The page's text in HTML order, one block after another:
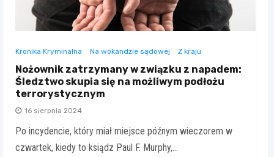
Kronika Kryminalna Na wokandzie sądowej Z kraju
Nożownik zatrzymany w związku z napadem:
Śledztwo skupia się na możliwym podłożu
terrorystycznym
16 sierpnia 2024
Po incydencie, który miał miejsce późnym wieczorem w
czwartek, kiedy to ksiądz Paul F. Murphy,…